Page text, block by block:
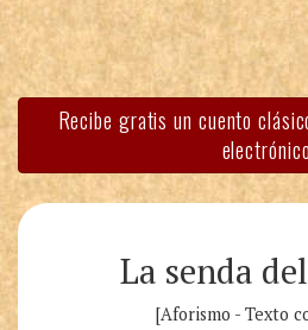
Recibe gratis un cuento
electrónico
La senda
[Aforismo - Texto